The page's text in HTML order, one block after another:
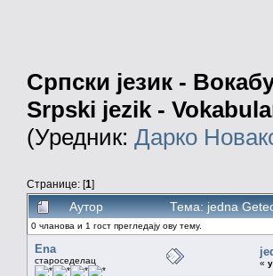
Српски језик -
Srpski jezik -
(Уредник: Дарко
Странице: [1]
Аутор Тема: jedna
0 чланова и 1 гост прегледају ову тему.
Ena
староседелац «